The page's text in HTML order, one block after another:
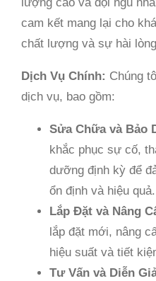
cam kết mang lại cho
chất lượng và sự hài
Dịch Vụ Chính: Chúng
dịch vụ, bao gồm:
Sửa Chữa và Bảo
khắc phục sự cố,
dưỡng định kỳ để
ổn định và hiệu quả.
Lắp Đặt và Nâng
lắp đặt mới, nâng
hiệu suất và tiết
Tư Vấn và Diễn